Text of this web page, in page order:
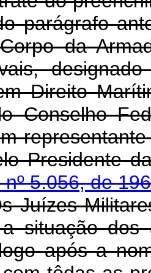
parágrafo
da
Direito
Conselho
5.056, de
Juízes
situação
após a